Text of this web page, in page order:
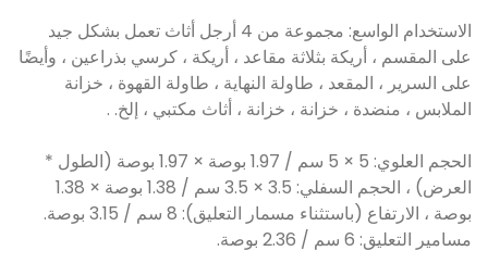
الاستخدام الواسع: مجموعة من 4 أرجل أثاث تعمل بشكل جيد
على المقسم ، أريكة بثلاثة مقاعد ، أريكة ، كرسي بذراعين ، وأيضًا
على السرير ، المقعد ، طاولة النهاية ، طاولة القهوة ، خزانة
الملابس ، منضدة ، خزانة ، خزانة ، أثاث مكتبي ، إلخ. .
الحجم العلوي: 5 × 5 سم / 1.97 بوصة × 1.97 بوصة (الطول *
العرض) ، الحجم السفلي: 3.5 × 3.5 سم / 1.38 بوصة × 1.38
بوصة ، الارتفاع (باستثناء مسمار التعليق): 8 سم / 3.15 بوصة.
مسامير التعليق: 6 سم / 2.36 بوصة.